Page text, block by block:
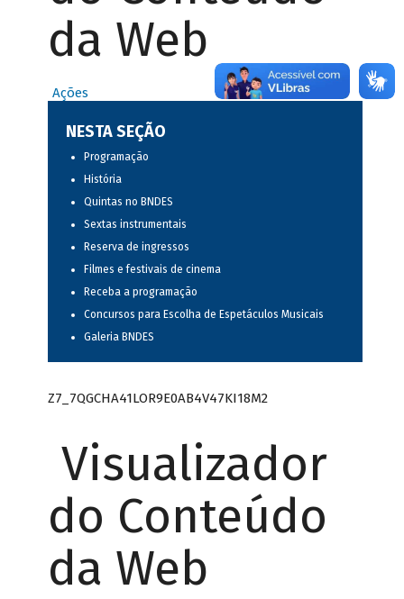
da Web
Ações
NESTA SEÇÃO
Programação
História
Quintas no BNDES
Sextas instrumentais
Reserva de ingressos
Filmes e festivais de cinema
Receba a programação
Concursos para Escolha de Espetáculos Musicais
Galeria BNDES
Z7_7QGCHA41LOR9E0AB4V47KI18M2
Visualizador
do Conteúdo
da Web